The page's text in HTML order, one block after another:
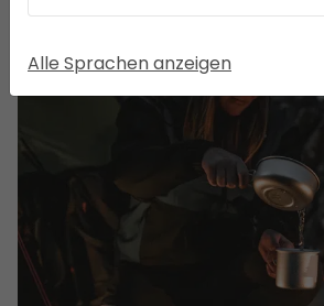
Alle Sprachen anzeigen